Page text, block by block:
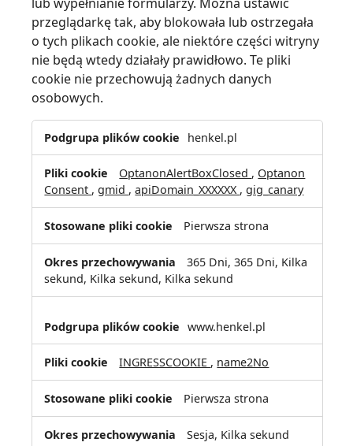
przeglądarkę tak, aby blokowała lub ostrzegała
o tych plikach cookie, ale niektóre części witryny
nie będą wtedy działały prawidłowo. Te pliki
cookie nie przechowują żadnych danych
osobowych.
niezbędne
cookie
henkel.pl
OptanonAlertBoxClosed , Optanon
Consent ,gmid ,apiDomain_XXXXXX ,gig_canary
Pierwsza strona
365 Dni, 365 Dni, Kilka
sekund, Kilka sekund, Kilka sekund
www.henkel.pl
INGRESSCOOKIE , name2No
Pierwsza strona
Sesja, Kilka sekund